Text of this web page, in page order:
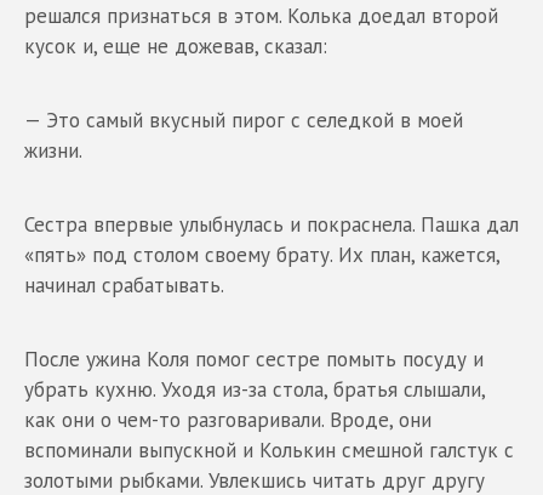
решался признаться в этом. Колька доедал второй
кусок и, еще не дожевав, сказал:
— Это самый вкусный пирог с селедкой в моей
жизни.
Сестра впервые улыбнулась и покраснела. Пашка дал
«пять» под столом своему брату. Их план, кажется,
начинал срабатывать.
После ужина Коля помог сестре помыть посуду и
убрать кухню. Уходя из-за стола, братья слышали,
как они о чем-то разговаривали. Вроде, они
вспоминали выпускной и Колькин смешной галстук с
золотыми рыбками. Увлекшись читать друг другу